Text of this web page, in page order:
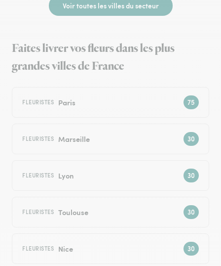
Voir toutes les villes du secteur
Faites livrer vos fleurs dans les plus
grandes villes de France
FLEURISTES Paris
FLEURISTES Marseille
FLEURISTES Lyon
FLEURISTES Toulouse
FLEURISTES Nice